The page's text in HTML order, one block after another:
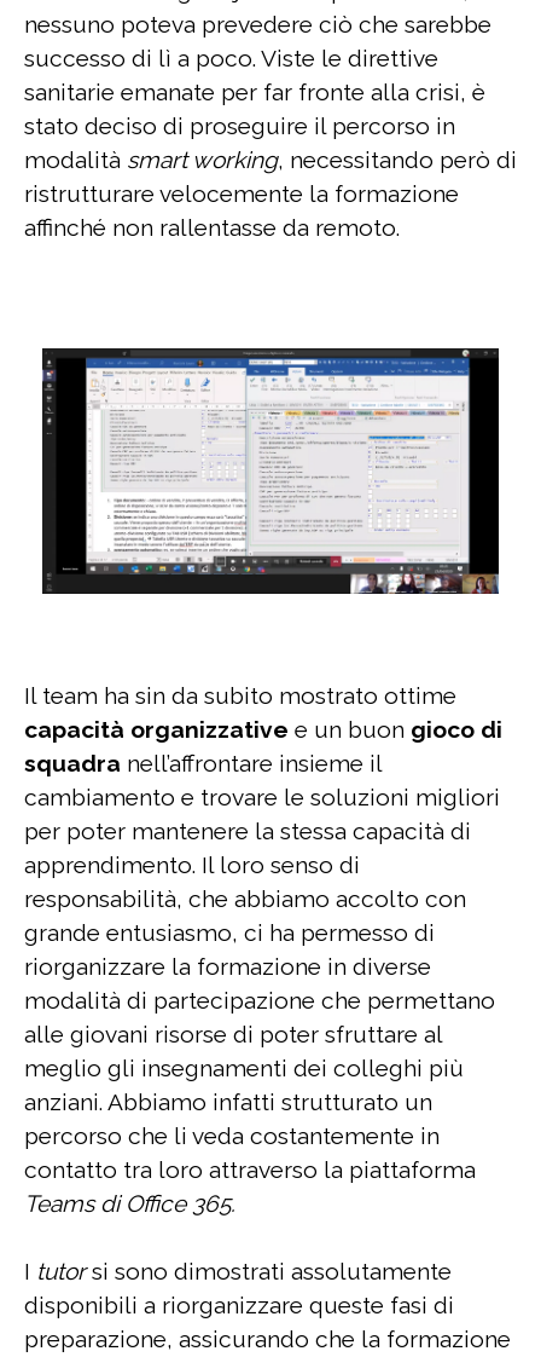
nessuno poteva prevedere ciò che sarebbe
successo di lì a poco. Viste le direttive
sanitarie emanate per far fronte alla crisi, è
stato deciso di proseguire il percorso in
modalità smart working, necessitando però di
ristrutturare velocemente la formazione
affinché non rallentasse da remoto.
Il team ha sin da subito mostrato ottime
capacità organizzative e un buon gioco di
squadra nell’affrontare insieme il
cambiamento e trovare le soluzioni migliori
per poter mantenere la stessa capacità di
apprendimento. Il loro senso di
responsabilità, che abbiamo accolto con
grande entusiasmo, ci ha permesso di
riorganizzare la formazione in diverse
modalità di partecipazione che permettano
alle giovani risorse di poter sfruttare al
meglio gli insegnamenti dei colleghi più
anziani. Abbiamo infatti strutturato un
percorso che li veda costantemente in
contatto tra loro attraverso la piattaforma
Teams di Office 365.
I tutorsi sono dimostrati assolutamente
disponibili a riorganizzare queste fasi di
preparazione, assicurando che la formazione